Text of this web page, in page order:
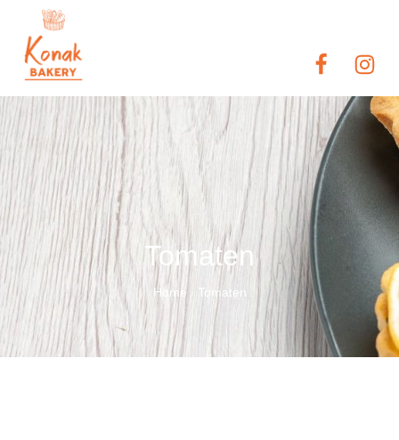
Tomaten
Home Tomaten